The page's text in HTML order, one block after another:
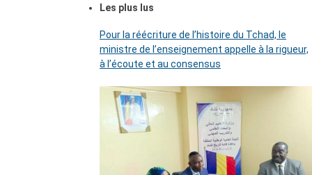
Les plus lus
Pour la réécriture de l’histoire du Tchad, le
ministre de l’enseignement appelle à la rigueur,
à l’écoute et au consensus